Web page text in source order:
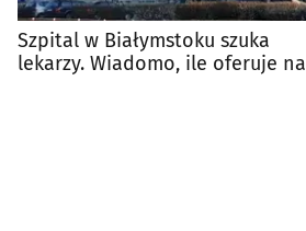
Szpital w Białymstoku szuka
lekarzy. Wiadomo, ile oferuje na